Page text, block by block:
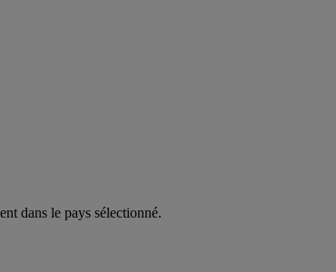
dans le pays sélectionné.